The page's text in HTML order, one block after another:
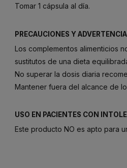
Tomar 1 cápsula al día.
PRECAUCIONES Y
Los complementos alimenticios
sustitutos de una dieta
No superar la dosis diaria
Mantener fuera del alcance de
USO EN PACIENTES CON
Este producto NO es apto para